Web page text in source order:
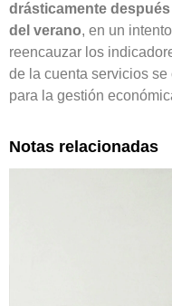
drásticamente
del verano, en un
reencauzar los
de la cuenta servicios se
para la gestión
Notas relacionadas